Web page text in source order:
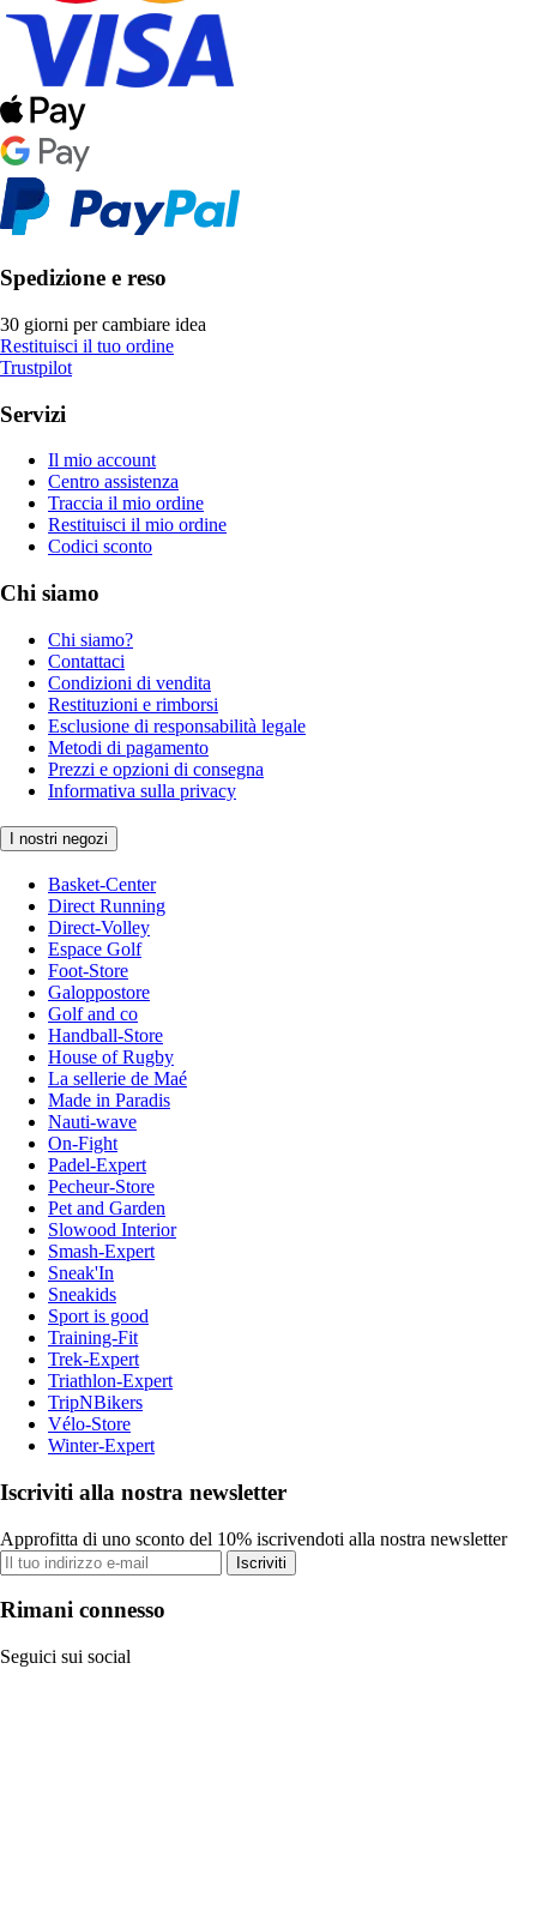
Spedizione e reso
30 giorni per cambiare idea
Restituisci il tuo ordine
Trustpilot
Servizi
Il mio account
Centro assistenza
Traccia il mio ordine
Restituisci il mio ordine
Codici sconto
Chi siamo
Chi siamo?
Contattaci
Condizioni di vendita
Restituzioni e rimborsi
Esclusione di responsabilità legale
Metodi di pagamento
Prezzi e opzioni di consegna
Informativa sulla privacy
I nostri negozi
Basket-Center
Direct Running
Direct-Volley
Espace Golf
Foot-Store
Galoppostore
Golf and co
Handball-Store
House of Rugby
La sellerie de Maé
Made in Paradis
Nauti-wave
On-Fight
Padel-Expert
Pecheur-Store
Pet and Garden
Slowood Interior
Smash-Expert
Sneak'In
Sneakids
Sport is good
Training-Fit
Trek-Expert
Triathlon-Expert
TripNBikers
Vélo-Store
Winter-Expert
Iscriviti alla nostra newsletter
Approfitta di uno sconto del 10% iscrivendoti alla nostra newsletter
Iscriviti
Rimani connesso
Seguici sui social